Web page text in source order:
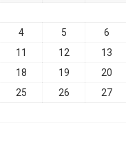
4 5 6
11 12 13
18 19 20
25 26 27